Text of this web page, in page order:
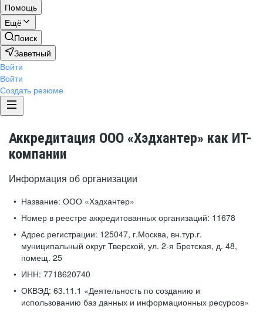
Помощь
Ещё
Поиск
Заветный
Войти
Войти
Создать резюме
Аккредитация ООО «Хэдхантер» как ИТ-
компании
Информация об организации
Название: ООО «Хэдхантер»
Номер в реестре аккредитованных организаций: 11678
Адрес регистрации: 125047, г.Москва, вн.тур.г.
муниципальный округ Тверской, ул. 2-я Бретская, д. 48,
помещ. 25
ИНН: 7718620740
ОКВЭД: 63.11.1 «Деятельность по созданию и
использованию баз данных и информационных ресурсов»